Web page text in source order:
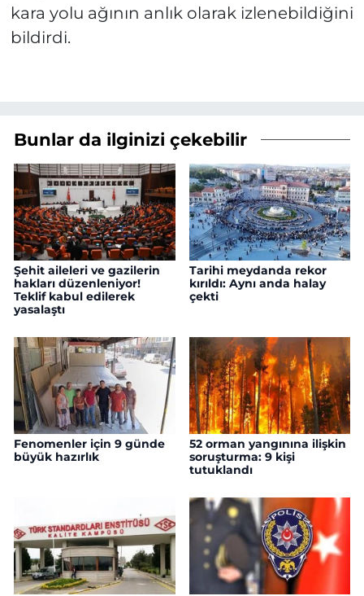
kara yolu ağının anlık olarak izlenebildiğini
bildirdi.
Bunlar da ilginizi çekebilir
Şehit aileleri ve gazilerin
hakları düzenleniyor!
Teklif kabul edilerek
yasalaştı
Tarihi meydanda rekor
kırıldı: Aynı anda halay
çekti
Fenomenler için 9 günde
büyük hazırlık
52 orman yangınına ilişkin
soruşturma: 9 kişi
tutuklandı